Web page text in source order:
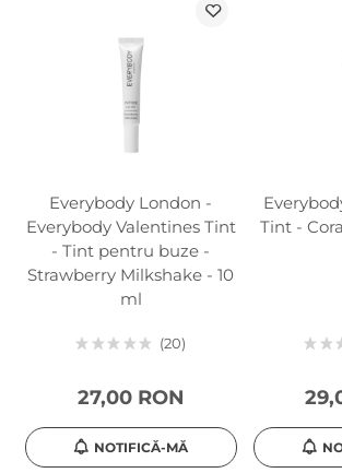
Everybody London -
Everybody Valentines Tint
- Tint pentru buze -
Strawberry Milkshake - 10
ml
20
27,00 RON
NOTIFICĂ-MĂ
Tint -